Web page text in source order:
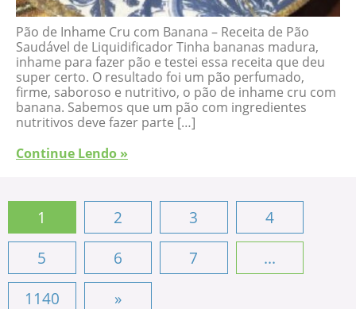
Pão de Inhame Cru com Banana – Receita de Pão
Saudável de Liquidificador Tinha bananas madura,
inhame para fazer pão e testei essa receita que deu
super certo. O resultado foi um pão perfumado,
firme, saboroso e nutritivo, o pão de inhame cru com
banana. Sabemos que um pão com ingredientes
nutritivos deve fazer parte […]
Continue Lendo »
1 2 3
4
5
6 7
...
1140
»